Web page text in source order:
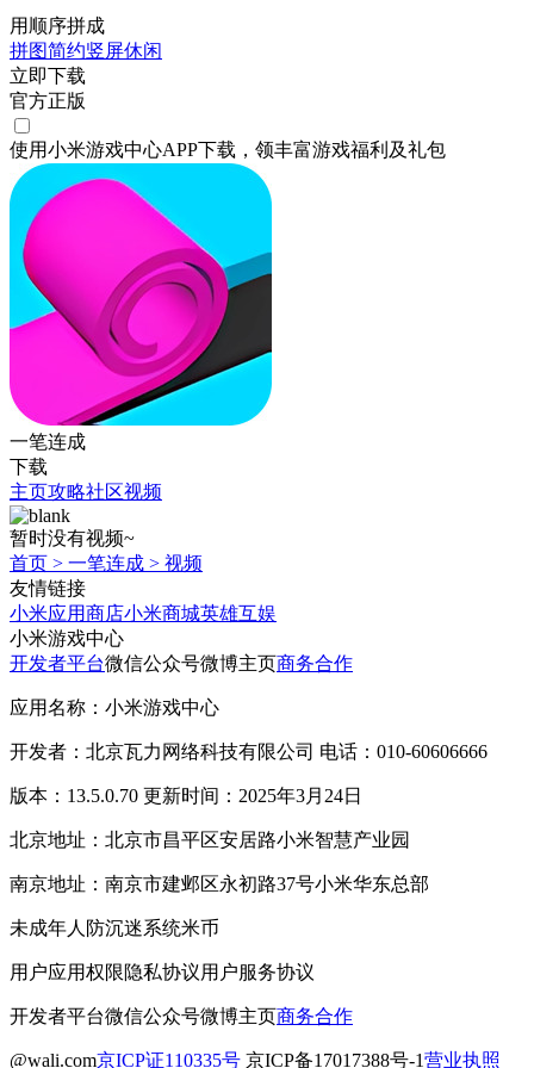
用顺序拼成
拼图简约竖屏休闲
立即下载
官方正版
使用小米游戏中心APP下载 ，领丰富游戏福利 及礼包
一笔连成
下载
主页攻略社区视频
暂时没有视频~
首页 > 一笔连成 > 视频
友情链接
小米应用商店小米商城英雄互娱
小米游戏中心
开发者平台微信公众号微博主页商务合作
应用名称：小米游戏中心
开发者：北京瓦力网络科技有限公司 电话：010-60606666
版本：13.5.0.70 更新时间：2025年3月24日
北京地址：北京市昌平区安居路小米智慧产业园
南京地址：南京市建邺区永初路37号小米华东总部
未成年人防沉迷系统米币
用户应用权限隐私协议用户服务协议
开发者平台微信公众号微博主页商务合作
@wali.com京ICP证110335号 京ICP备17017388号-1营业执照